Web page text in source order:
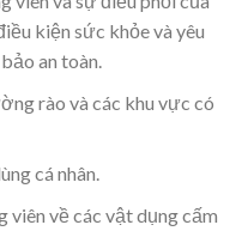
kiện sức khỏe và yêu
an toàn.
rào và các khu vực có
cá nhân.
viên về các vật dụng cấm